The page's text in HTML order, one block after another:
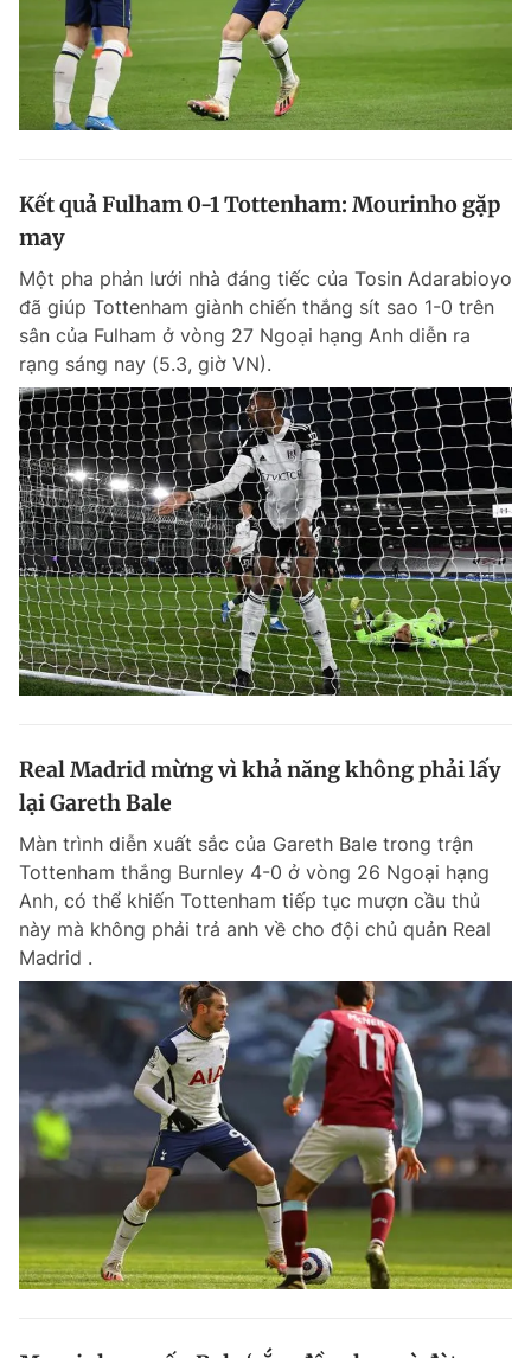
Kết quả Fulham 0-1 Tottenham: Mourinho gặp
may
Một pha phản lưới nhà đáng tiếc của Tosin Adarabioyo
đã giúp Tottenham giành chiến thắng sít sao 1-0 trên
sân của Fulham ở vòng 27 Ngoại hạng Anh diễn ra
rạng sáng nay (5.3, giờ VN).
Real Madrid mừng vì khả năng không phải lấy
lại Gareth Bale
Màn trình diễn xuất sắc của Gareth Bale trong trận
Tottenham thắng Burnley 4-0 ở vòng 26 Ngoại hạng
Anh, có thể khiến Tottenham tiếp tục mượn cầu thủ
này mà không phải trả anh về cho đội chủ quản Real
Madrid .